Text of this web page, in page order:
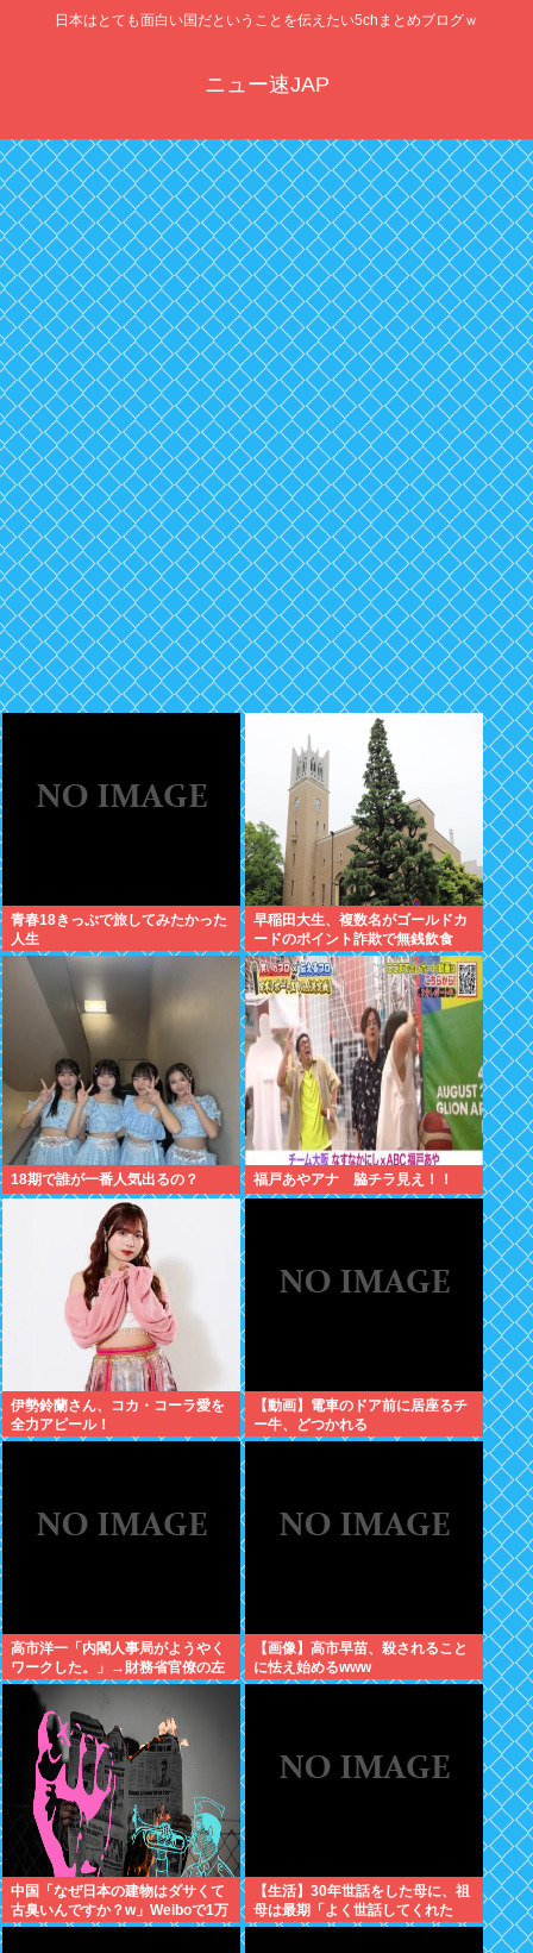
日本はとても面白い国だということを伝えたい5chまとめブログｗ
ニュー速JAP
青春18きっぷで旅してみたかった
人生
早稲田大生、複数名がゴールドカ
ードのポイント詐欺で無銭飲食
18期で誰が一番人気出るの？ 福戸あやアナ 脇チラ見え！！
伊勢鈴蘭さん、コカ・コーラ愛を
全力アピール！
【動画】電車のドア前に居座るチ
ー牛、どつかれる
高市洋一「内閣人事局がようやく
ワークした。」→財務省官僚の左
遷記事を喜んでポスト
【画像】高市早苗、殺されること
に怯え始めるwww
中国「なぜ日本の建物はダサくて
古臭いんですか？w」Weiboで1万
いいね
【生活】30年世話をした母に、祖
母は最期「よく世話してくれた
ね。ずっと嫌いだったのが残念だ